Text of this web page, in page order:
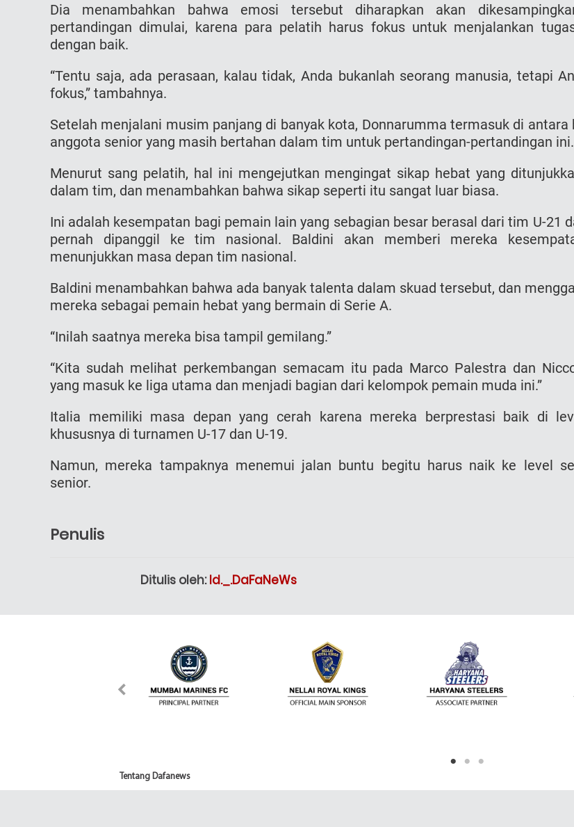
Dia menambahkan bahwa emosi tersebut diharapkan akan
pertandingan dimulai, karena para pelatih harus fokus untuk menjalankan
dengan baik.
“Tentu saja, ada perasaan, kalau tidak, Anda bukanlah seorang manusia, tetapi
fokus,” tambahnya.
Setelah menjalani musim panjang di banyak kota, Donnarumma termasuk di antara
anggota senior yang masih bertahan dalam tim untuk pertandingan-pertandingan ini.
Menurut sang pelatih, hal ini mengejutkan mengingat sikap hebat yang
dalam tim, dan menambahkan bahwa sikap seperti itu sangat luar biasa.
Ini adalah kesempatan bagi pemain lain yang sebagian besar berasal dari tim U-21
pernah dipanggil ke tim nasional. Baldini akan memberi mereka
menunjukkan masa depan tim nasional.
Baldini menambahkan bahwa ada banyak talenta dalam skuad tersebut, dan
mereka sebagai pemain hebat yang bermain di Serie A.
“Inilah saatnya mereka bisa tampil gemilang.”
“Kita sudah melihat perkembangan semacam itu pada Marco Palestra dan
yang masuk ke liga utama dan menjadi bagian dari kelompok pemain muda ini.”
Italia memiliki masa depan yang cerah karena mereka berprestasi baik di
khususnya di turnamen U-17 dan U-19.
Namun, mereka tampaknya menemui jalan buntu begitu harus naik ke level
senior.
Penulis
Ditulis oleh:Id._.DaFaNeWs
Tentang Dafanews